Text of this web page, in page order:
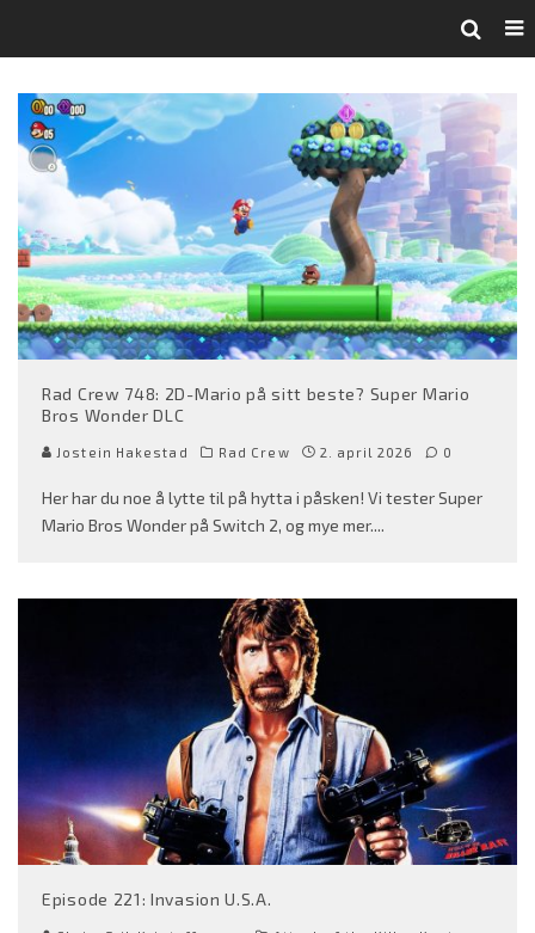
Rad Crew 748: 2D-Mario på sitt beste? Super Mario
Bros Wonder DLC
Jostein Hakestad Rad Crew 2. april 2026 0
Her har du noe å lytte til på hytta i påsken! Vi tester Super
Mario Bros Wonder på Switch 2, og mye mer....
Episode 221: Invasion U.S.A.